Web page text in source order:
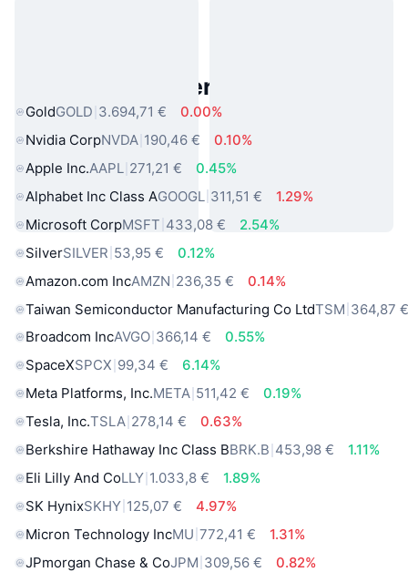
Beliebte reale Vermögenswerte
GoldGOLD 3.694,71 €
0.00%
Nvidia CorpNVDA 190,46 €
0.10%
Apple Inc.AAPL 271,21 €
0.45%
Alphabet Inc Class AGOOGL 311,51 €
1.29%
Microsoft CorpMSFT 433,08 €
2.54%
SilverSILVER 53,95 €
0.12%
Amazon.com IncAMZN 236,35 €
0.14%
Taiwan Semiconductor Manufacturing Co LtdTSM 364,87
Broadcom IncAVGO 366,14 €
0.55%
SpaceXSPCX 99,34 €
6.14%
Meta Platforms, Inc.META 511,42 €
0.19%
Tesla, Inc.TSLA 278,14 €
0.63%
Berkshire Hathaway Inc Class BBRK.B 453,98 €
1.11%
Eli Lilly And CoLLY 1.033,8 €
1.89%
SK HynixSKHY 125,07 €
4.97%
Micron Technology IncMU 772,41 €
1.31%
JPmorgan Chase & CoJPM 309,56 €
0.82%